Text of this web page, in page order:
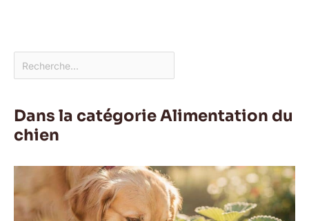
Dans la catégorie Alimentation du
chien